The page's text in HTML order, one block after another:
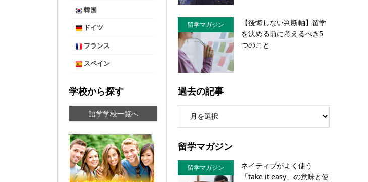
韓国
ドイツ
フランス
スペイン
学校から探す
語学学校一覧へ
留学マガジン
【後悔しない判断軸】留学
を決める前に考えるべき5
つのこと
過去の記事
留学マガジン
留学マガジン
ネイティブがよく使う
「take it easy」の意味と使